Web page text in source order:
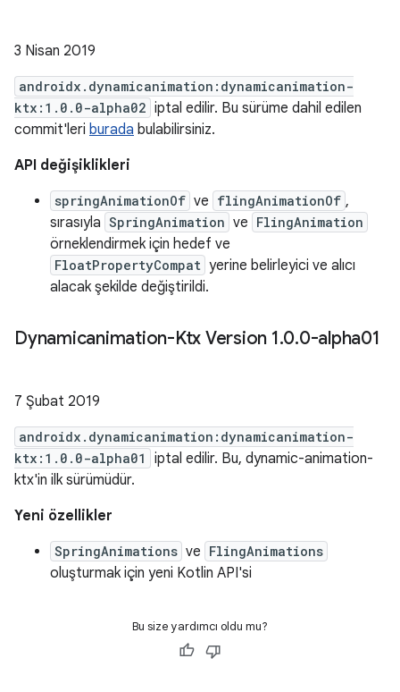
3 Nisan 2019
androidx.dynamicanimation:dynamicanimation-
ktx:1.0.0-alpha02 iptal edilir. Bu sürüme dahil edilen
commit'leri burada bulabilirsiniz.
API değişiklikleri
springAnimationOf ve flingAnimationOf ,
sırasıyla SpringAnimation ve FlingAnimation
örneklendirmek için hedef ve
FloatPropertyCompat yerine belirleyici ve alıcı
alacak şekilde değiştirildi.
Dynamicanimation-Ktx Version 1.0.0-alpha01
7 Şubat 2019
androidx.dynamicanimation:dynamicanimation-
ktx:1.0.0-alpha01
iptal edilir. Bu, dynamic-animation-
ktx'in ilk sürümüdür.
Yeni özellikler
SpringAnimations ve FlingAnimations
oluşturmak için yeni Kotlin API'si
Bu size yardımcı oldu mu?